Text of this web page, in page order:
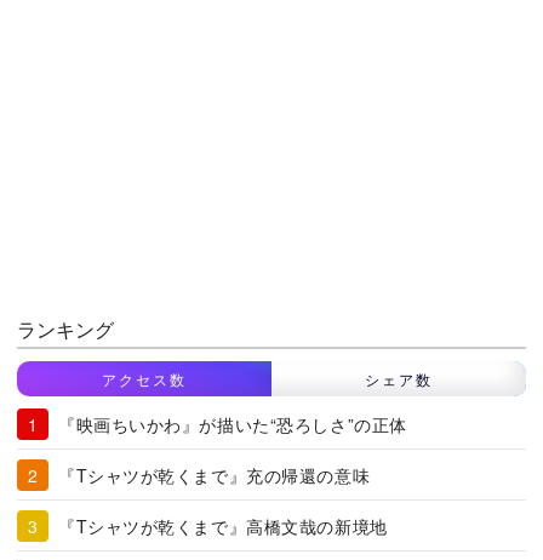
ランキング
アクセス数 シェア数
『映画ちいかわ』が描いた“恐ろしさ”の正体
『Tシャツが乾くまで』充の帰還の意味
『Tシャツが乾くまで』高橋文哉の新境地